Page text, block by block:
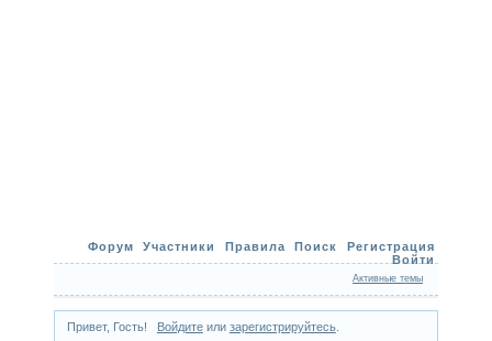
Форум Участники Правила Поиск
Регистрация
Войти
Активные темы
Привет, Гость! Войдитеили зарегистрируйтесь.